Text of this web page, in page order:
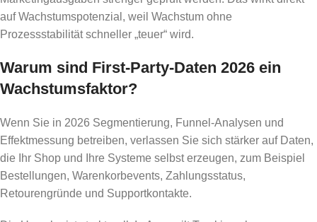
auf Wachstumspotenzial, weil Wachstum ohne
Prozessstabilität schneller „teuer“ wird.
Warum sind First-Party-Daten 2026 ein
Wachstumsfaktor?
Wenn Sie in 2026 Segmentierung, Funnel-Analysen und
Effektmessung betreiben, verlassen Sie sich stärker auf Daten,
die Ihr Shop und Ihre Systeme selbst erzeugen, zum Beispiel
Bestellungen, Warenkorbevents, Zahlungsstatus,
Retourengründe und Supportkontakte.